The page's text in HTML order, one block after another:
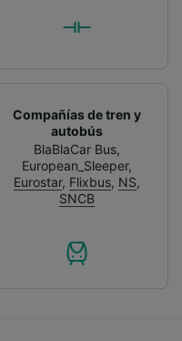
Compañías de tren y
autobús
BlaBlaCar Bus,
European_Sleeper,
Eurostar, Flixbus, NS,
SNCB